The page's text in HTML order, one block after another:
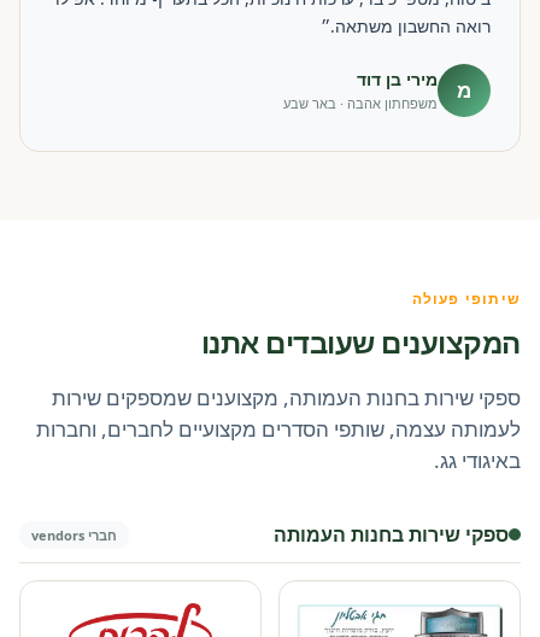
רואה החשבון משתאה.״
מ מירי בן דוד
משפחתון אהבה · באר שבע
שיתופי פעולה
המקצוענים שעובדים אתנו
ספקי שירות בחנות העמותה, מקצוענים שמספקים שירות
לעמותה עצמה, שותפי הסדרים מקצועיים לחברים, וחברות
באיגודי גג.
ספקי שירות בחנות העמותה חברי vendors